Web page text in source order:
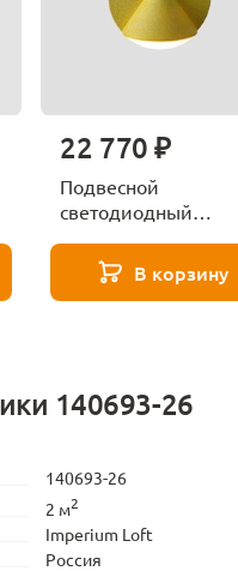
22 770 ₽
Подвесной
светодиодный
Loft Flecks 179700-26
В корзину
140693-26
140693-26
2 м2
Imperium Loft
Россия